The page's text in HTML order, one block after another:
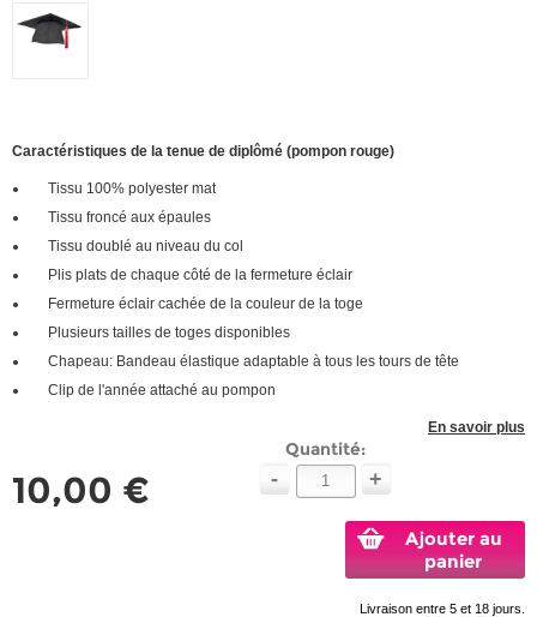
Caractéristiques de la tenue de diplômé (pompon rouge)
Tissu 100% polyester mat
Tissu froncé aux épaules
Tissu doublé au niveau du col
Plis plats de chaque côté de la fermeture éclair
Fermeture éclair cachée de la couleur de la toge
Plusieurs tailles de toges disponibles
Chapeau: Bandeau élastique adaptable à tous les tours de tête
Clip de l'année attaché au pompon
En savoir plus
10,00 €
Quantité:
- +
Ajouter au
panier
Livraison entre 5 et 18 jours.